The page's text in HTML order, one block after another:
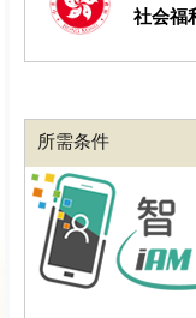
社会福
所需条件